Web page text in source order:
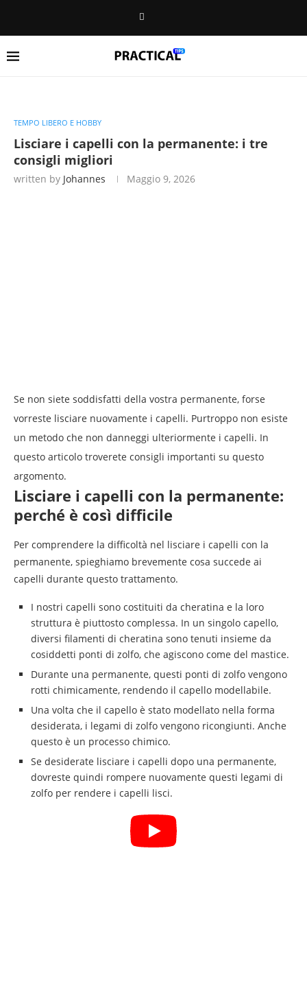
TEMPO LIBERO E HOBBY
Lisciare i capelli con la permanente: i tre
consigli migliori
written by Johannes Maggio 9, 2026
Se non siete soddisfatti della vostra permanente, forse
vorreste lisciare nuovamente i capelli. Purtroppo non esiste
un metodo che non danneggi ulteriormente i capelli. In
questo articolo troverete consigli importanti su questo
argomento.
Lisciare i capelli con la permanente:
perché è così difficile
Per comprendere la difficoltà nel lisciare i capelli con la
permanente, spieghiamo brevemente cosa succede ai
capelli durante questo trattamento.
I nostri capelli sono costituiti da cheratina e la loro
struttura è piuttosto complessa. In un singolo capello,
diversi filamenti di cheratina sono tenuti insieme da
cosiddetti ponti di zolfo, che agiscono come del mastice.
Durante una permanente, questi ponti di zolfo vengono
rotti chimicamente, rendendo il capello modellabile.
Una volta che il capello è stato modellato nella forma
desiderata, i legami di zolfo vengono ricongiunti. Anche
questo è un processo chimico.
Se desiderate lisciare i capelli dopo una permanente,
dovreste quindi rompere nuovamente questi legami di
zolfo per rendere i capelli lisci.